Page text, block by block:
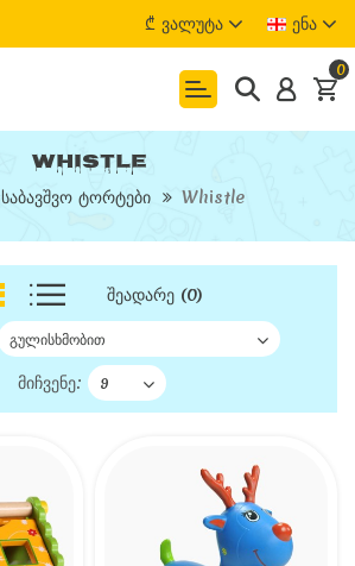
₾ Ვალუტა Ენა
0
Whistle
Საბავშვო Ტორტები Whistle
Შეადარე (0)
მიჩვენე: